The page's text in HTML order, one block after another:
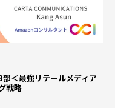
＜最強リテールメディア
戦略